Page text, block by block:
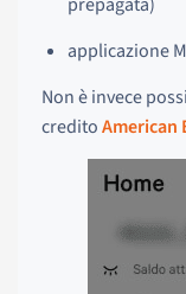
applicazione
Non è invece
creditoAmerican